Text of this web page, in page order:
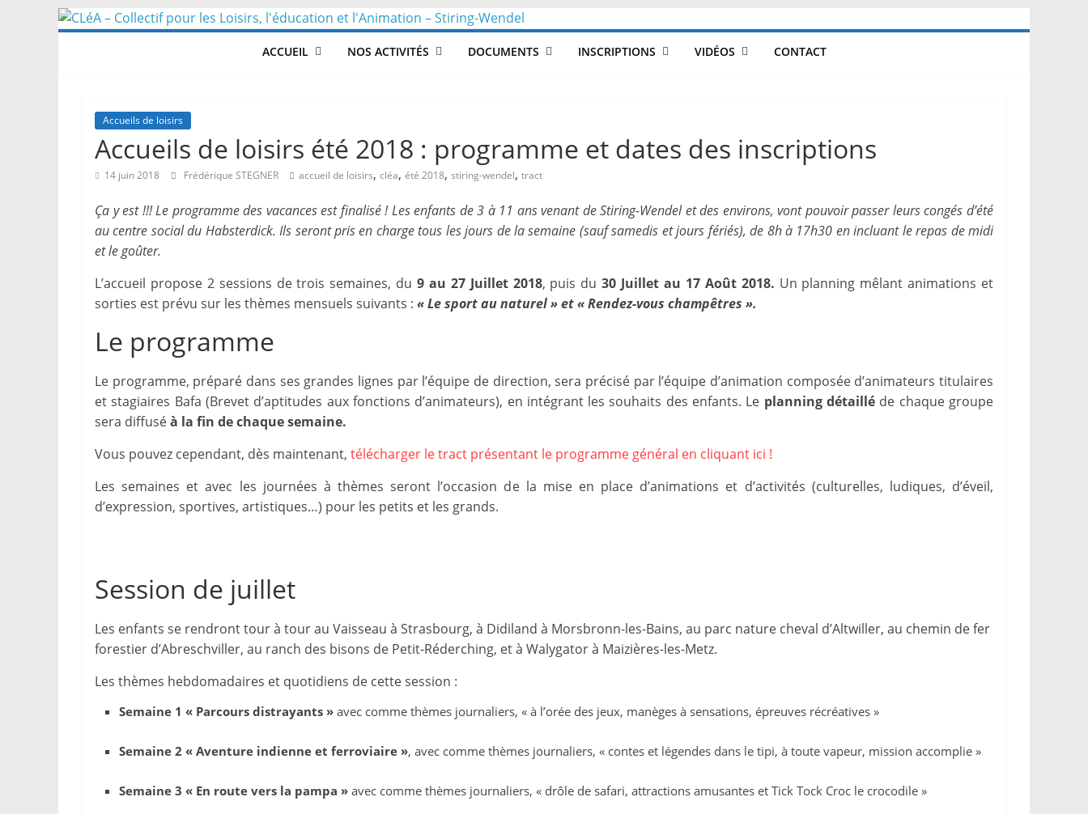
Skip
to
CLéA
Collectif
pour
les
Loisirs,
l'éducation
et
l'Animation
–
Stiring-
o
i
r
é
ACCUEIL NOS ACTIVITÉS DOCUMENTS INSCRIPTIONS VIDÉOS CONTACT
Accueils de loisirs
Accueils de loisirs été 2018 : programme et dates des inscriptions
14 juin 2018 Frédérique STEGNER accueil de loisirs, cléa, été 2018, stiring-wendel, tract
Ça y est !!! Le programme des vacances est finalisé ! Les enfants de 3 à 11 ans venant de Stiring-Wendel et des environs, vont pouvoir passer leurs congés d’été
au centre social du Habsterdick. Ils seront pris en charge tous les jours de la semaine (sauf samedis et jours fériés), de 8h à 17h30 en incluant le repas de midi
et le goûter.
L’accueil propose 2 sessions de trois semaines, du9 au 27 Juillet 2018, puis du30 Juillet au 17 Août 2018. Un planning mêlant animations et
sorties est prévu sur les thèmes mensuels suivants : « Le sport au naturel » et « Rendez-vous champêtres ».
Le programme
Le programme, préparé dans ses grandes lignes par l’équipe de direction, sera précisé par l’équipe d’animation composée d’animateurs titulaires
et stagiaires Bafa (Brevet d’aptitudes aux fonctions d’animateurs), en intégrant les souhaits des enfants. Le planning détaillé de chaque groupe
sera diffuséà la fin de chaque semaine.
Vous pouvez cependant, dès maintenant, télécharger le tract présentant le programme général en cliquant ici !
Les semaines et avec les journées à thèmes seront l’occasion de la mise en place d’animations et d’activités (culturelles, ludiques, d’éveil,
d’expression, sportives, artistiques…) pour les petits et les grands.
Session de juillet
Les enfants se rendront tour à tour au Vaisseau à Strasbourg, à Didiland à Morsbronn-les-Bains, au parc nature cheval d’Altwiller, au chemin de fer
forestier d’Abreschviller, au ranch des bisons de Petit-Réderching, et à Walygator à Maizières-les-Metz.
Les thèmes hebdomadaires et quotidiens de cette session :
Semaine 1 « Parcours distrayants » avec comme thèmes journaliers, « à l’orée des jeux, manèges à sensations, épreuves récréatives »
Semaine 2 « Aventure indienne et ferroviaire », avec comme thèmes journaliers, « contes et légendes dans le tipi, à toute vapeur, mission accomplie »
Semaine 3 « En route vers la pampa » avec comme thèmes journaliers, « drôle de safari, attractions amusantes et Tick Tock Croc le crocodile »